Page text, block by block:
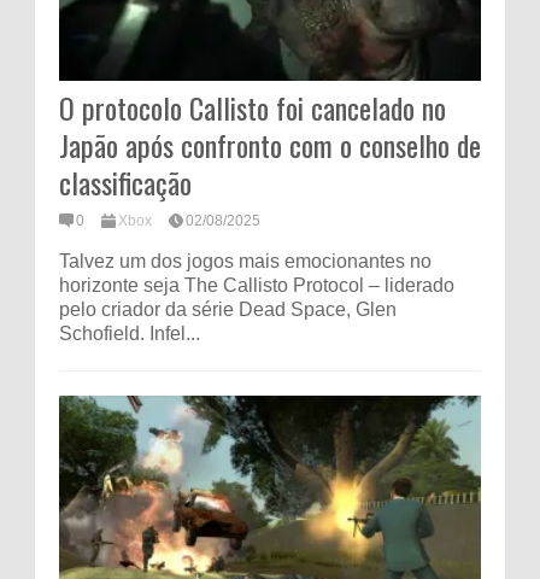
O protocolo Callisto foi cancelado no
Japão após confronto com o conselho de
classificação
0 Xbox 02/08/2025
Talvez um dos jogos mais emocionantes no
horizonte seja The Callisto Protocol – liderado
pelo criador da série Dead Space, Glen
Schofield. Infel...